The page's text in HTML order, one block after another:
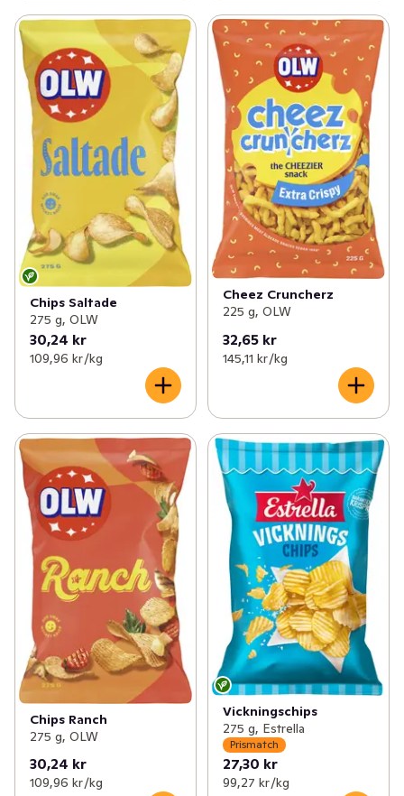
Chips Saltade
275 g, OLW
30,24 kr
109,96 kr /kg
Cheez Cruncherz
225 g, OLW
32,65 kr
145,11 kr /kg
Chips Ranch
275 g, OLW
30,24 kr
109,96 kr /kg
Vickningschips
275 g, Estrella
Prismatch
27,30 kr
99,27 kr /kg